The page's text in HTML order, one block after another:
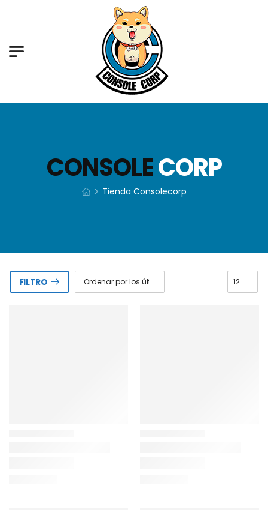
CONSOLECORP
> Tienda Consolecorp
FILTRO